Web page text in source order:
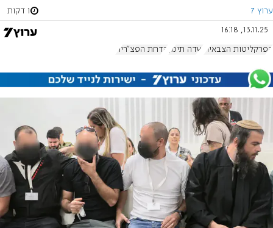
ערוץ 7 1 דקות
13.11.25, 16:18
הפרקליטות הצבאית שדה תימן הדחת הפצ"רית